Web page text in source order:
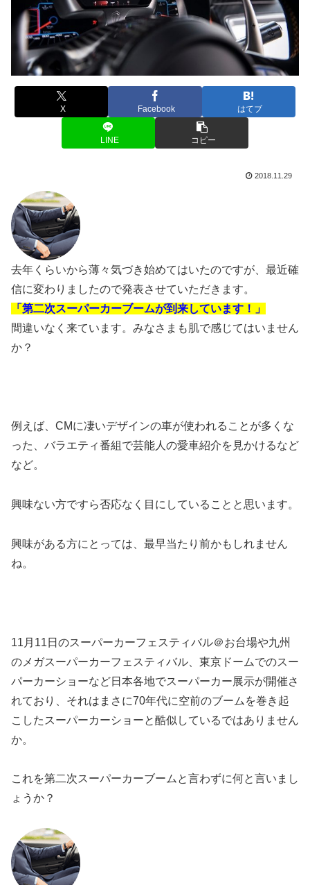
X Facebook はてブ
LINE コピー
2018.11.29
去年くらいから薄々気づき始めてはいたのですが、最近確
信に変わりましたので発表させていただきます。
「第二次スーパーカーブームが到来しています！」
間違いなく来ています。みなさまも肌で感じてはいません
か？
例えば、CMに凄いデザインの車が使われることが多くな
った、バラエティ番組で芸能人の愛車紹介を見かけるなど
など。
興味ない方ですら否応なく目にしていることと思います。
興味がある方にとっては、最早当たり前かもしれません
ね。
11月11日のスーパーカーフェスティバル＠お台場や九州
のメガスーパーカーフェスティバル、東京ドームでのスー
パーカーショーなど日本各地でスーパーカー展示が開催さ
れており、それはまさに70年代に空前のブームを巻き起
こしたスーパーカーショーと酷似しているではありません
か。
これを第二次スーパーカーブームと言わずに何と言いまし
ょうか？